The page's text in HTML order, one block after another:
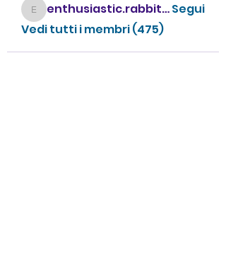
enthusiastic.rabbit.uhur enthusiastic.rabbit.uhurSegui
Vedi tutti i membri (475)